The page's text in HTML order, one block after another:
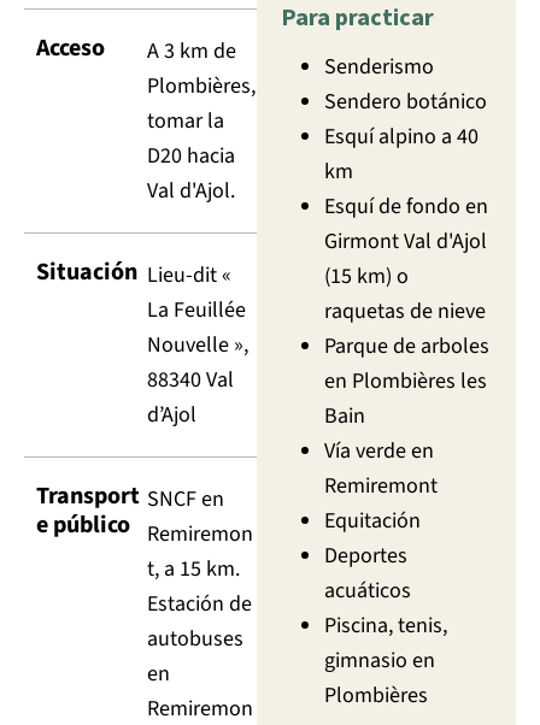
Acceso
A 3 km de
Plombières,
tomar la
D20 hacia
Val d'Ajol.
Situación Lieu-dit «
La Feuillée
Nouvelle »,
88340 Val
d’Ajol
Transport
e público
SNCF en
Remiremon
t, a 15 km.
Estación de
autobuses
en
Remiremon
Para practicar
Senderismo
Sendero botánico
Esquí alpino a 40
km
Esquí de fondo en
Girmont Val d'Ajol
(15 km) o
raquetas de nieve
Parque de arboles
en Plombières les
Bain
Vía verde en
Remiremont
Equitación
Deportes
acuáticos
Piscina, tenis,
gimnasio en
Plombières